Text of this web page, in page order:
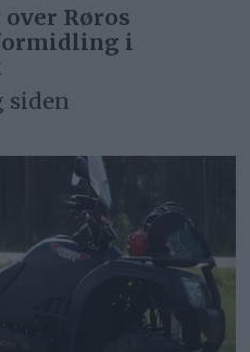
over Røros
i
siden